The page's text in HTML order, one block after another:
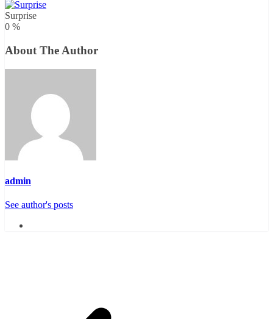
Surprise
0 %
About The Author
admin
See author's posts